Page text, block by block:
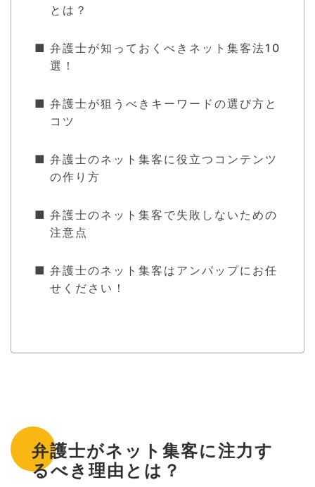
とは？
弁護士が知っておくべきネット集客法10
選！
弁護士が狙うべきキーワードの選び方と
コツ
弁護士のネット集客に役立つコンテンツ
の作り方
弁護士のネット集客で失敗しないための
注意点
弁護士のネット集客はアンパップにお任
せください！
弁護士がネット集客に注力す
るべき理由とは？